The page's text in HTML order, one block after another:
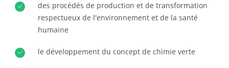
Europe
Allemagne
des procédés de production et de transformation
respectueux de l'environnement et de la santé
humaine
le développement du concept de chimie verte